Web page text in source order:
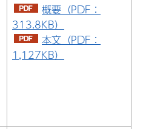
概要（PDF：
313.8KB）
本文（PDF：
1,127KB）